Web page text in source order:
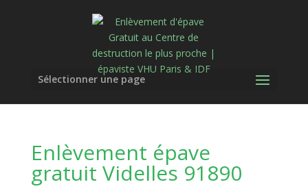
Sélectionner une page
Enlèvement épave
gratuit Videlles 91890